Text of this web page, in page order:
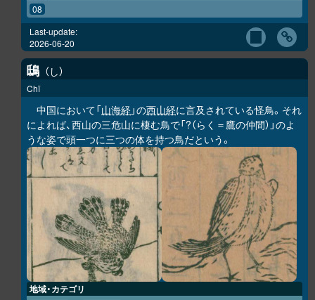
08
Last-update:
2026-06-20
鴟 し
Chī
中国において「山海経 」の西山経に言及されている怪鳥。それ
によれば、西山の三危山に棲む鳥で「?（らく＝鷹の仲間）」のよ
うな姿で頭一つに三つの体を持つ鳥だという。
地域・カテゴリ